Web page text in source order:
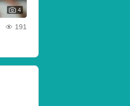
4
191